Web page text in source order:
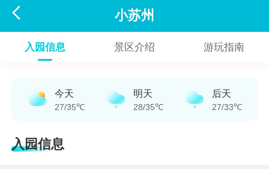
 小苏州
入园信息 景区介绍 游玩指南
今天
27/35℃
明天
28/35℃
后天
27/33℃
入园信息